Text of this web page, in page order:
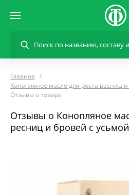
Главная
Конопляное масло для роста ресниц
Отзывы о товаре
Отзывы о Конопляное
ресниц и бровей с усьмой